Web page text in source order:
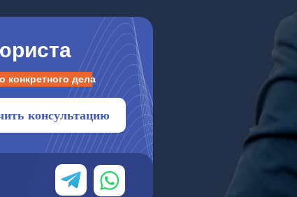
конкретного дела
консультацию